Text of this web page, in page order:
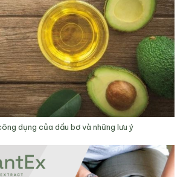
dụng của dầu bơ và những lưu ý